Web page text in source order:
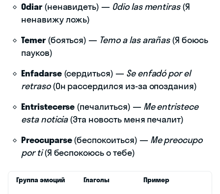
Odiar(ненавидеть) — Odio las mentiras(Я
ненавижу ложь)
Temer(бояться) — Temo a las arañas(Я боюсь
пауков)
Enfadarse(сердиться) — Se enfadó por el
retraso(Он рассердился из-за опоздания)
Entristecerse (печалиться) — Me entristece
esta noticia(Эта новость меня печалит)
Preocuparse(беспокоиться) — Me preocupo
por ti(Я беспокоюсь о тебе)
Группа эмоций Глаголы
Пример